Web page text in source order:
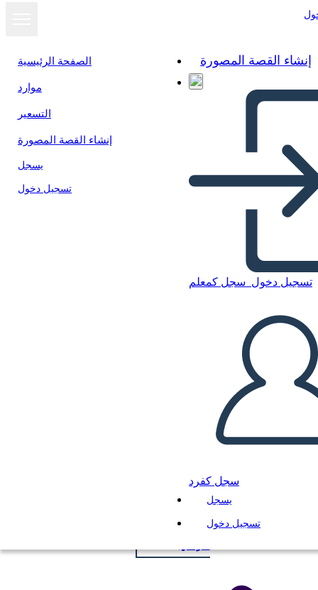
الصفحة الرئيسية
موارد
التسعير
إنشاء القصة المصورة
يسجل
تسجيل دخول
إنشاء القصة المصورة
تسجيل دخول سجل كمعلم
سجل كفرد
يسجل
تسجيل دخول
Symbols Poster
إنشاء لوحة القصة